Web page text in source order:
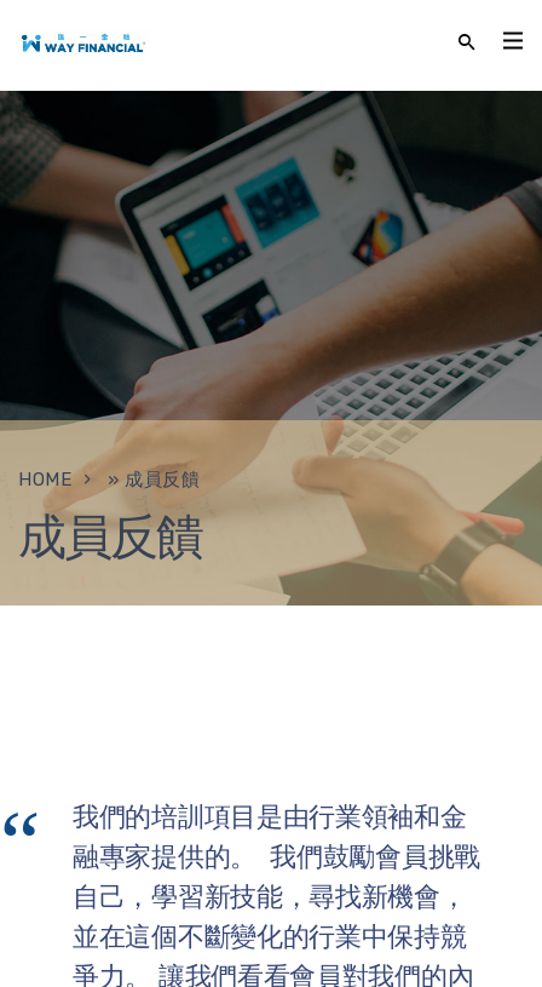
HOME »成員反饋
成員反饋
我們的培訓項目是由行業領袖和金
融專家提供的。 我們鼓勵會員挑戰
自己，學習新技能，尋找新機會，
並在這個不斷變化的行業中保持競
爭力。 讓我們看看會員對我們的內